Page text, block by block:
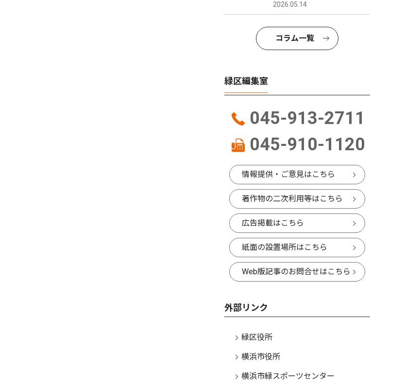
2026.05.14
コラム一覧
緑区編集室
045-913-2711
045-910-1120
情報提供・ご意見はこちら
著作物の二次利用等はこちら
広告掲載はこちら
紙面の設置場所はこちら
Web版記事のお問合せはこちら
外部リンク
緑区役所
横浜市役所
横浜市緑スポーツセンター